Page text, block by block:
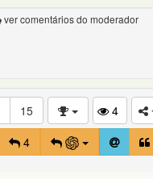
ver comentários do moderador
15
4
4